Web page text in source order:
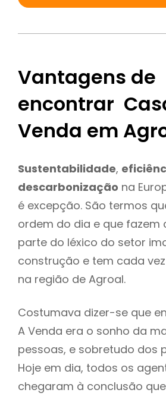
Vantagens de
encontrar
Venda em
Sustentabilidade,
descarbonização na
é excepção. São termos
ordem do dia e que fazem
parte do léxico do setor
construção e tem cada
na região de Agroal.
Costumava dizer-se que
A Venda era o sonho da
pessoas, e sobretudo dos
Hoje em dia, todos os
chegaram à conclusão